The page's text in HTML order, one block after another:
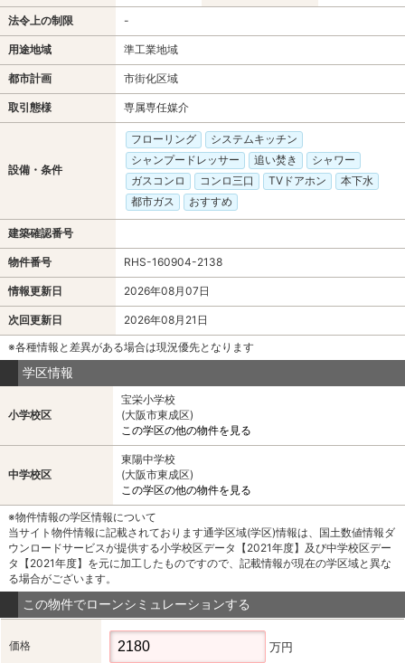
法令上の制限 -
用途地域 準工業地域
都市計画 市街化区域
取引態様 専属専任媒介
設備・条件
フローリング
システムキッチン
シャンプードレッサー
追い焚き
シャワー
ガスコンロ
コンロ三口 TVドアホン
本下水
都市ガス
おすすめ
建築確認番号
物件番号 RHS-160904-2138
情報更新日 2026年08月07日
次回更新日
2026年08月21日
※各種情報と差異がある場合は現況優先となります
学区情報
小学校区
宝栄小学校
(大阪市東成区)
この学区の他の物件を見る
中学校区
東陽中学校
(大阪市東成区)
この学区の他の物件を見る
※物件情報の学区情報について
当サイト物件情報に記載されております通学区域(学区)情報は、国土数値情報ダ
ウンロードサービスが提供する小学校区データ【2021年度】及び中学校区デー
タ【2021年度】を元に加工したものですので、記載情報が現在の学区域と異な
る場合がございます。
この物件でローンシミュレーションする
価格 万円